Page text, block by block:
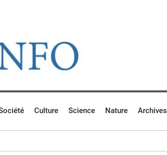
Culture Science Nature Archives